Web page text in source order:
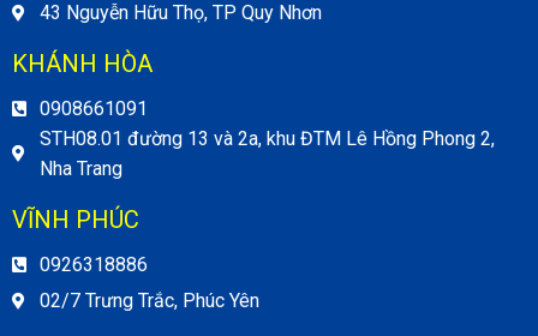
43 Nguyễn Hữu Thọ, TP Quy Nhơn
KHÁNH HÒA
0908661091
STH08.01 đường 13 và 2a, khu ĐTM Lê Hồng Phong 2,
Nha Trang
VĨNH PHÚC
0926318886
02/7 Trưng Trắc, Phúc Yên